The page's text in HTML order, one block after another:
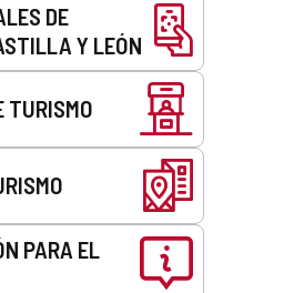
r
r
o
l
t
r
DE
Y LEÓN
TURISMO
PARA EL